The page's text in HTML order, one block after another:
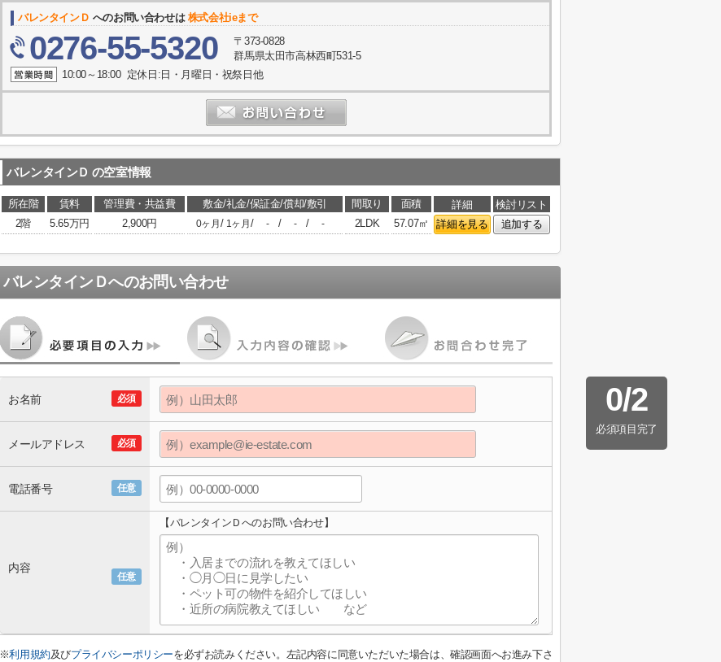
バレンタインＤ へのお問い合わせは 株式会社ieまで
0276-55-5320
〒373-0828
群馬県太田市高林西町531-5
10:00～18:00 定休日:日・月曜日・祝祭日他
バレンタインＤ の空室情報
所在階 賃料 管理費・共益費 敷金/礼金/保証金/償却/敷引 間取り 面積 詳細
検討リスト
2階
5.65万円 2,900円 0ヶ月 / 1ヶ月 / - / - / - 2LDK 57.07㎡ 詳細を見る 追加する
バレンタインＤへのお問い合わせ
0/2
必須項目完了
必須
お名前
必須
メールアドレス
任意
電話番号
任意
内容
【バレンタインＤへのお問い合わせ】
※利用規約及びプライバシーポリシーを必ずお読みください。左記内容に同意いただいた場合は、確認画面へお進み下さ